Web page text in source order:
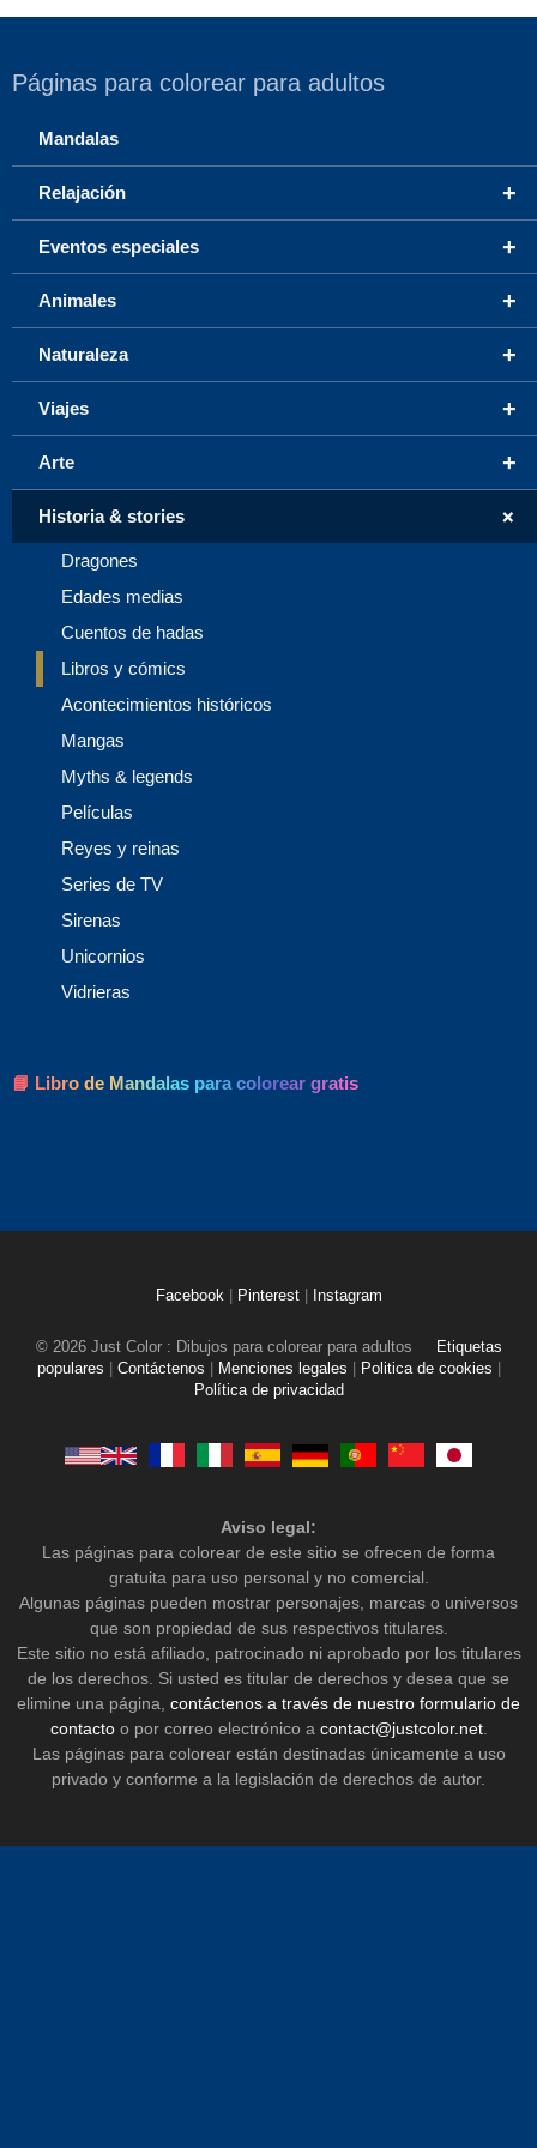
Páginas para colorear para adultos
Mandalas
+
Relajación
+
Eventos especiales
+
Animales
+
Naturaleza
+
Viajes
+
Arte
+
Historia & stories
Dragones
Edades medias
Cuentos de hadas
Libros y cómics
Acontecimientos históricos
Mangas
Myths & legends
Películas
Reyes y reinas
Series de TV
Sirenas
Unicornios
Vidrieras
📘 Libro de Mandalas para colorear gratis
Facebook Pinterest Instagram
© 2026 Just Color : Dibujos para colorear para adultos
Etiquetas
populares
Contáctenos Menciones legales Politica de cookies
Política de privacidad
Aviso legal:
Las páginas para colorear de este sitio se ofrecen de forma
gratuita para uso personal y no comercial.
Algunas páginas pueden mostrar personajes, marcas o universos
que son propiedad de sus respectivos titulares.
Este sitio no está afiliado, patrocinado ni aprobado por los titulares
de los derechos. Si usted es titular de derechos y desea que se
elimine una página, contáctenos a través de nuestro formulario de
contactoo por correo electrónico a contact@justcolor.net.
Las páginas para colorear están destinadas únicamente a uso
privado y conforme a la legislación de derechos de autor.